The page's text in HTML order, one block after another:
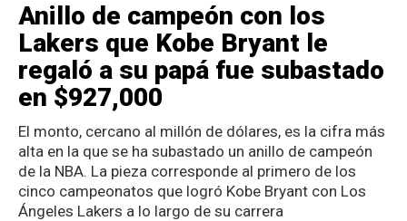
Anillo de campeón con los
Lakers que Kobe Bryant le
regaló a su papá fue subastado
en $927,000
El monto, cercano al millón de dólares, es la cifra más
alta en la que se ha subastado un anillo de campeón
de la NBA. La pieza corresponde al primero de los
cinco campeonatos que logró Kobe Bryant con Los
Ángeles Lakers a lo largo de su carrera